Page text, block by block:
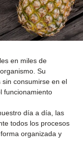
en miles de
Su
consumirse en el
funcionamiento
día a día, las
todos los procesos
organizada y